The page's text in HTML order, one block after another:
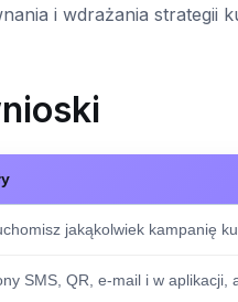
i wdrażania strategii
jakąkolwiek kampanię
SMS, QR, e-mail i w aplikacji,